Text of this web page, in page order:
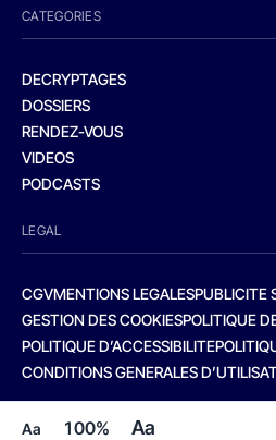
Aa 100% Aa
CATEGORIES
DECRYPTAGES
DOSSIERS
RENDEZ-VOUS
VIDEOS
PODCASTS
LEGAL
CGVMENTIONS LEGALESPUBLICITE
GESTION DES COOKIESPOLITIQUE
POLITIQUE D’ACCESSIBILITE
CONDITIONS GENERALES